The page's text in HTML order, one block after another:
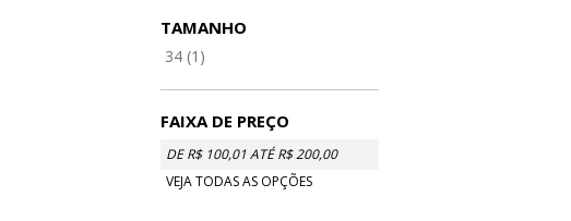
TAMANHO
34 (1)
FAIXA DE PREÇO
DE R$ 100,01 ATÉ R$ 200,00
VEJA TODAS AS OPÇÕES